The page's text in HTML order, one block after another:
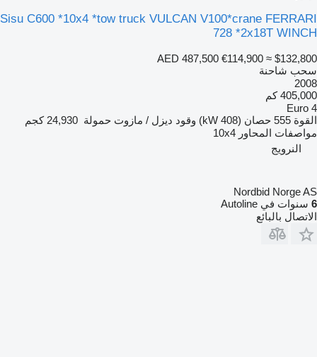
Sisu C600 *10x4 *tow truck VULCAN V100*crane FERRARI
728 *2x18T WINCH
AED 487,500 €114,900 ≈ $132,800
سحب شاحنة
2008
405,000 كم
Euro 4
القوة 555 حصان (408 kW) وقود ديزل / مازوت حمولة 24,930 كجم
مواصفات المحاور 10x4
النرويج
Nordbid Norge AS
6 سنوات في Autoline
الاتصال بالبائع